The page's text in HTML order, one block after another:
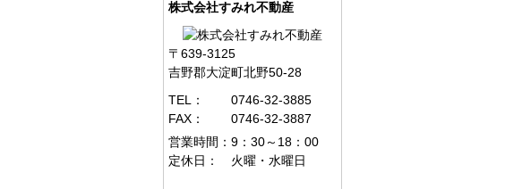
株式会社すみれ不動産
〒639-3125
吉野郡大淀町北野50-28
TEL：
0746-32-3885
FAX：
0746-32-3887
営業時間： 9：30～18：00
定休日：
火曜・水曜日